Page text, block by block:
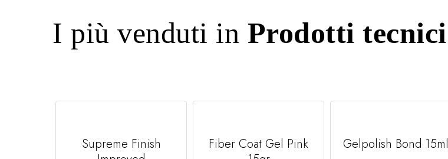
I più venduti in Prodotti tecnici
Supreme Finish
Fiber Coat Gel Pink
Gelpolish Bond 15ml